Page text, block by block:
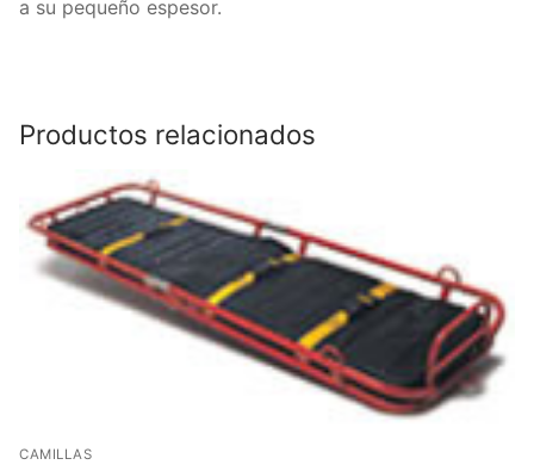
a su pequeño espesor.
Productos relacionados
CAMILLAS